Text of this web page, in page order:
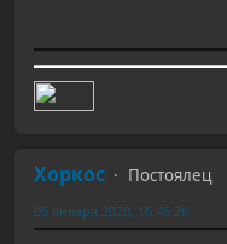
Хоркос
Постоялец
06 января 2020, 16:46:26